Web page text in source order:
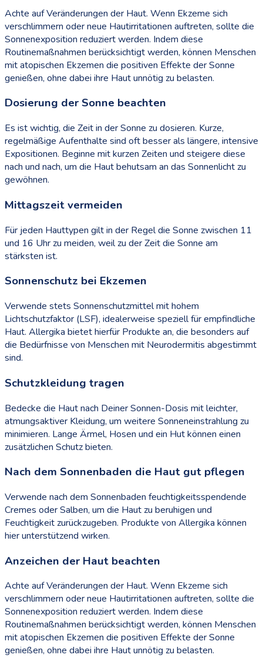
Achte auf Veränderungen der Haut. Wenn Ekzeme sich
verschlimmern oder neue Hautirritationen auftreten, sollte die
Sonnenexposition reduziert werden. Indem diese
Routinemaßnahmen berücksichtigt werden, können Menschen
mit atopischen Ekzemen die positiven Effekte der Sonne
genießen, ohne dabei ihre Haut unnötig zu belasten.
Dosierung der Sonne beachten
Es ist wichtig, die Zeit in der Sonne zu dosieren. Kurze,
regelmäßige Aufenthalte sind oft besser als längere, intensive
Expositionen. Beginne mit kurzen Zeiten und steigere diese
nach und nach, um die Haut behutsam an das Sonnenlicht zu
gewöhnen.
Mittagszeit vermeiden
Für jeden Hauttypen gilt in der Regel die Sonne zwischen 11
und 16 Uhr zu meiden, weil zu der Zeit die Sonne am
stärksten ist.
Sonnenschutz bei Ekzemen
Verwende stets Sonnenschutzmittel mit hohem
Lichtschutzfaktor (LSF), idealerweise speziell für empfindliche
Haut. Allergika bietet hierfür Produkte an, die besonders auf
die Bedürfnisse von Menschen mit Neurodermitis abgestimmt
sind.
Schutzkleidung tragen
Bedecke die Haut nach Deiner Sonnen-Dosis mit leichter,
atmungsaktiver Kleidung, um weitere Sonneneinstrahlung zu
minimieren. Lange Ärmel, Hosen und ein Hut können einen
zusätzlichen Schutz bieten.
Nach dem Sonnenbaden die Haut gut pflegen
Verwende nach dem Sonnenbaden feuchtigkeitsspendende
Cremes oder Salben, um die Haut zu beruhigen und
Feuchtigkeit zurückzugeben. Produkte von Allergika können
hier unterstützend wirken.
Anzeichen der Haut beachten
Achte auf Veränderungen der Haut. Wenn Ekzeme sich
verschlimmern oder neue Hautirritationen auftreten, sollte die
Sonnenexposition reduziert werden. Indem diese
Routinemaßnahmen berücksichtigt werden, können Menschen
mit atopischen Ekzemen die positiven Effekte der Sonne
genießen, ohne dabei ihre Haut unnötig zu belasten.